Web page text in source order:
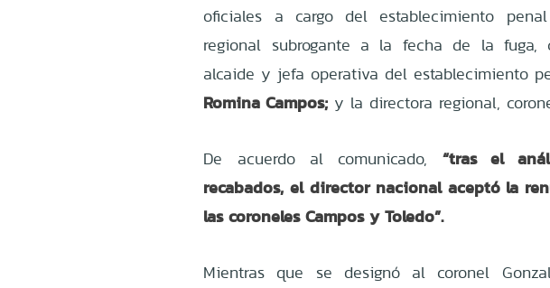
oficiales a cargo del establecimiento
regional subrogante a la fecha de la fuga,
alcaide y jefa operativa del establecimiento
Romina Campos; y la directora regional,
De acuerdo al comunicado, “tras el
recabados, el director nacional aceptó la
las coroneles Campos y Toledo”.
Mientras que se designó al coronel